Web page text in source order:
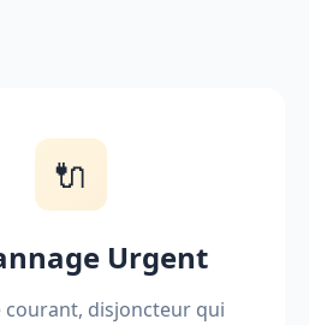
🔌
Urgent
courant, disjoncteur qui